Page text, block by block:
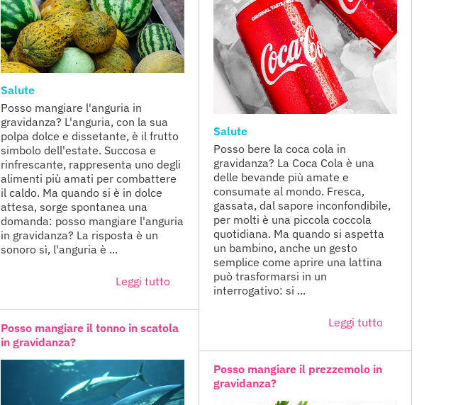
Salute
Posso mangiare l'anguria in
gravidanza? L'anguria, con la sua
polpa dolce e dissetante, è il frutto
simbolo dell'estate. Succosa e
rinfrescante, rappresenta uno degli
alimenti più amati per combattere
il caldo. Ma quando si è in dolce
attesa, sorge spontanea una
domanda: posso mangiare l'anguria
in gravidanza? La risposta è un
sonoro sì, l'anguria è ...
Leggi tutto
Salute
Posso bere la coca cola in
gravidanza? La Coca Cola è una
delle bevande più amate e
consumate al mondo. Fresca,
gassata, dal sapore inconfondibile,
per molti è una piccola coccola
quotidiana. Ma quando si aspetta
un bambino, anche un gesto
semplice come aprire una lattina
può trasformarsi in un
interrogativo: si ...
Leggi tutto
Posso mangiare il tonno in scatola
in gravidanza?
Posso mangiare il prezzemolo in
gravidanza?